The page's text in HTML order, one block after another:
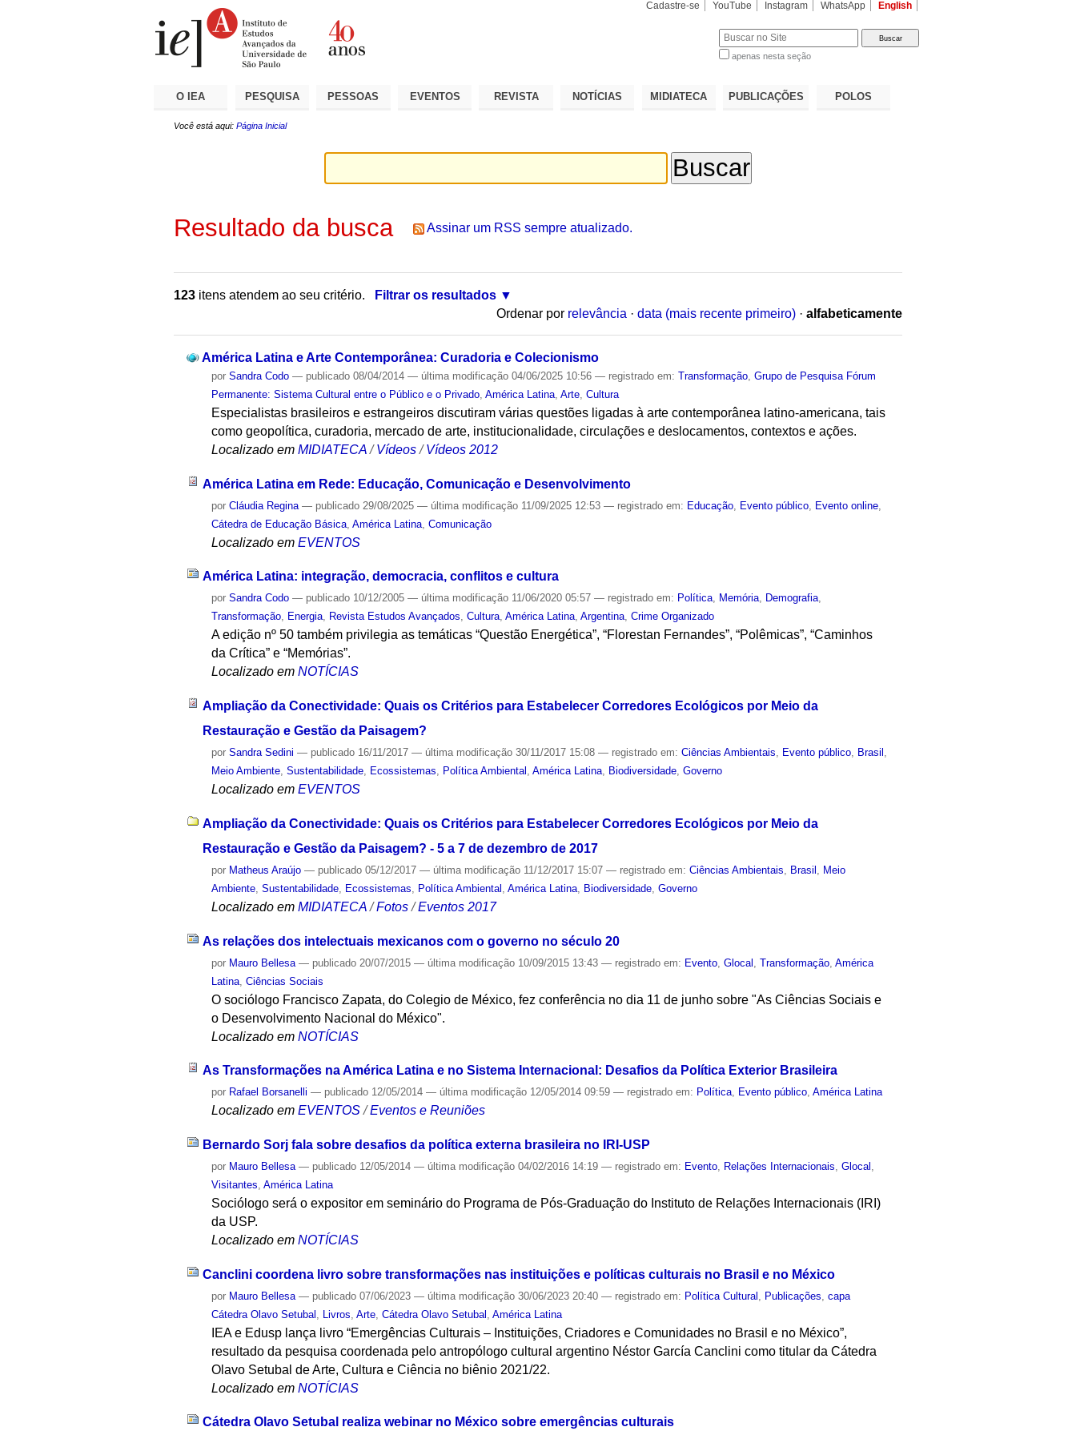
Cadastre-se YouTube Instagram WhatsApp English
apenas nesta seção
O IEA PESQUISA PESSOAS EVENTOS REVISTA NOTÍCIAS MIDIATECA PUBLICAÇÕES POLOS
Você está aqui: Página Inicial
Resultado da busca Assinar um RSS sempre atualizado.
123 itens atendem ao seu critério.
Filtrar os resultados
Ordenar por relevância · data (mais recente primeiro) · alfabeticamente
América Latina e Arte Contemporânea: Curadoria e Colecionismo
porSandra Codo — publicado 08/04/2014— última modificação 04/06/2025 10:56— registrado em:Transformação ,Grupo de Pesquisa Fórum
Permanente: Sistema Cultural entre o Público e o Privado ,América Latina ,Arte ,Cultura
Especialistas brasileiros e estrangeiros discutiram várias questões ligadas à arte contemporânea latino-americana, tais
como geopolítica, curadoria, mercado de arte, institucionalidade, circulações e deslocamentos, contextos e ações.
Localizado em MIDIATECA /Vídeos /Vídeos 2012
América Latina em Rede: Educação, Comunicação e Desenvolvimento
porCláudia Regina — publicado 29/08/2025— última modificação 11/09/2025 12:53— registrado em: Educação Evento público Evento online
Cátedra de Educação Básica ,América Latina ,Comunicação
Localizado em EVENTOS
América Latina: integração, democracia, conflitos e cultura
porSandra Codo — publicado 10/12/2005— última modificação 11/06/2020 05:57— registrado em: Política, Memória, Demografia,
Transformação, Energia, Revista Estudos Avançados,Cultura,América Latina,Argentina,Crime Organizado
A edição nº 50 também privilegia as temáticas “Questão Energética”, “Florestan Fernandes”, “Polêmicas”, “Caminhos
da Crítica” e “Memórias”.
Localizado em NOTÍCIAS
Ampliação da Conectividade: Quais os Critérios para Estabelecer Corredores Ecológicos por Meio da
Restauração e Gestão da Paisagem?
porSandra Sedini — publicado 16/11/2017— última modificação 30/11/2017 15:08— registrado em:Ciências Ambientais, Evento público, Brasil ,
Meio Ambiente,Sustentabilidade, Ecossistemas, Política Ambiental ,América Latina, Biodiversidade,Governo
Localizado em EVENTOS
Ampliação da Conectividade: Quais os Critérios para Estabelecer Corredores Ecológicos por Meio da
Restauração e Gestão da Paisagem? - 5 a 7 de dezembro de 2017
por Matheus Araújo — publicado 05/12/2017— última modificação 11/12/2017 15:07— registrado em:Ciências Ambientais Brasil
Meio
Ambiente ,Sustentabilidade Ecossistemas Política Ambiental ,América Latina Biodiversidade ,Governo
Localizado em MIDIATECA /Fotos /Eventos 2017
As relações dos intelectuais mexicanos com o governo no século 20
por Mauro Bellesa — publicado 20/07/2015— última modificação 10/09/2015 13:43— registrado em: Evento ,Glocal ,Transformação ,América
Latina ,Ciências Sociais
O sociólogo Francisco Zapata, do Colegio de México, fez conferência no dia 11 de junho sobre "As Ciências Sociais e
o Desenvolvimento Nacional do México".
Localizado em NOTÍCIAS
As Transformações na América Latina e no Sistema Internacional: Desafios da Política Exterior Brasileira
por Rafael Borsanelli — publicado 12/05/2014— última modificação 12/05/2014 09:59— registrado em: Política, Evento público,América Latina
Localizado em EVENTOS /Eventos e Reuniões
Bernardo Sorj fala sobre desafios da política externa brasileira no IRI-USP
por Mauro Bellesa — publicado 12/05/2014— última modificação 04/02/2016 14:19— registrado em: Evento Relações Internacionais ,Glocal
Visitantes ,América Latina
Sociólogo será o expositor em seminário do Programa de Pós-Graduação do Instituto de Relações Internacionais (IRI)
da USP.
Localizado em NOTÍCIAS
Canclini coordena livro sobre transformações nas instituições e políticas culturais no Brasil e no México
por Mauro Bellesa — publicado 07/06/2023— última modificação 30/06/2023 20:40— registrado em: Política Cultural Publicações ,capa
Cátedra Olavo Setubal
Livros ,Arte ,Cátedra Olavo Setubal ,América Latina
IEA e Edusp lança livro “Emergências Culturais – Instituições, Criadores e Comunidades no Brasil e no México”,
resultado da pesquisa coordenada pelo antropólogo cultural argentino Néstor García Canclini como titular da Cátedra
Olavo Setubal de Arte, Cultura e Ciência no biênio 2021/22.
Localizado em NOTÍCIAS
Cátedra Olavo Setubal realiza webinar no México sobre emergências culturais